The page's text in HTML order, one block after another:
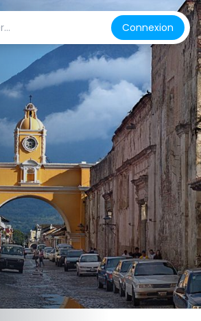
Connexion